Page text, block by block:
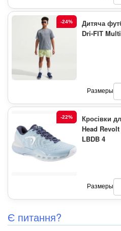
-24%
Дитяча
Dri-FIT
Размеры
-22%
Кросівки
Head
LBDB 4
Размеры
Є питання?